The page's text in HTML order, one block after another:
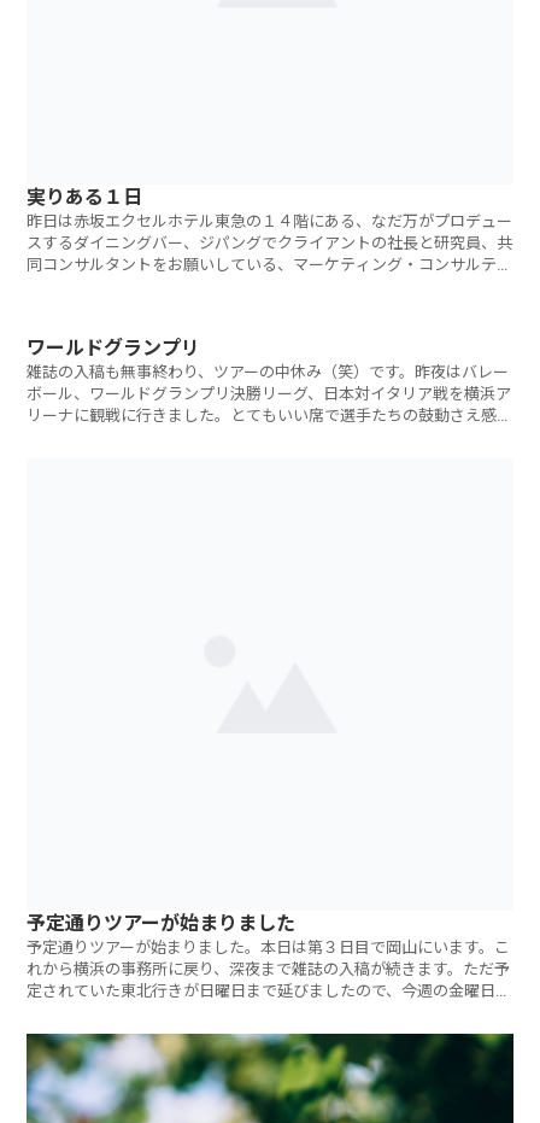
実りある１日
昨日は赤坂エクセルホテル東急の１４階にある、なだ万がプロデュー
スするダイニングバー、ジパングでクライアントの社長と研究員、共
同コンサルタントをお願いしている、マーケティング・コンサルティ
ワールドグランプリ
雑誌の入稿も無事終わり、ツアーの中休み（笑）です。昨夜はバレー
ボール、ワールドグランプリ決勝リーグ、日本対イタリア戦を横浜ア
リーナに観戦に行きました。とてもいい席で選手たちの鼓動さえ感じ
予定通りツアーが始まりました
予定通りツアーが始まりました。本日は第３日目で岡山にいます。こ
れから横浜の事務所に戻り、深夜まで雑誌の入稿が続きます。ただ予
定されていた東北行きが日曜日まで延びましたので、今週の金曜日の